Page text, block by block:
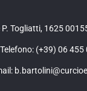
Togliatti, 1625
Telefono: (+39) 06 455